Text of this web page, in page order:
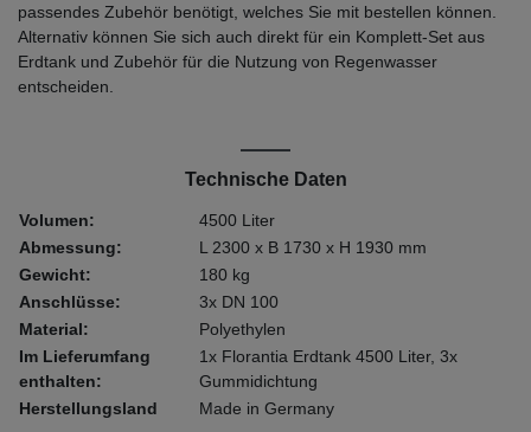
passendes Zubehör benötigt, welches Sie mit bestellen können.
Alternativ können Sie sich auch direkt für ein Komplett-Set aus
Erdtank und Zubehör für die Nutzung von Regenwasser
entscheiden.
Technische Daten
Volumen:
4500 Liter
Abmessung:
L 2300 x B 1730 x H 1930 mm
Gewicht:
180 kg
Anschlüsse:
3x DN 100
Material:
Polyethylen
Im Lieferumfang
enthalten:
1x Florantia Erdtank 4500 Liter, 3x
Gummidichtung
Herstellungsland
Made in Germany